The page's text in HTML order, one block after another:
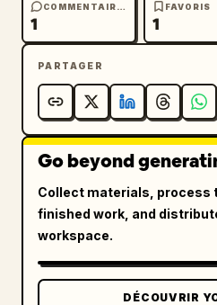
COMMENTAIRES
1
FAVORIS
1
PARTAGER
Go beyond
Collect materials, process
finished work, and
workspace.
DÉCOUVRIR